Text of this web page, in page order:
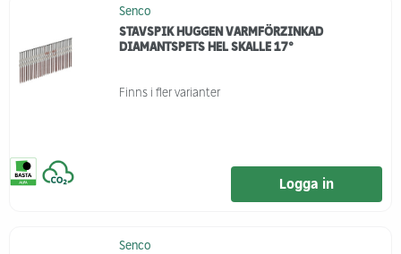
Senco
STAVSPIK HUGGEN VARMFÖRZINKAD
DIAMANTSPETS HEL SKALLE 17°
Finns i fler varianter
Logga in
Senco